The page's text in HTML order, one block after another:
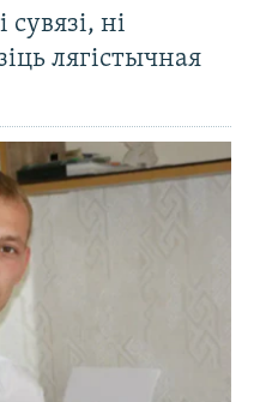
сувязі, ні
лягістычная